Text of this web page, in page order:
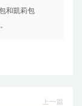
和凱莉包
上一篇